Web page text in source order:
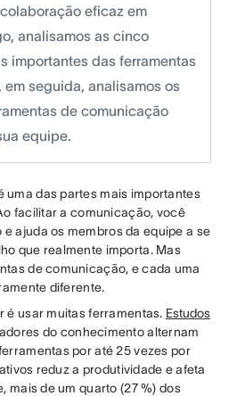
eficaz em
analisamos as cinco
importantes das ferramentas
seguida, analisamos os
de comunicação
equipe.
uma das partes mais importantes
facilitar a comunicação, você
ajuda os membros da equipe a se
que realmente importa. Mas
de comunicação, e cada uma
diferente.
é usar muitas ferramentas. Estudos
do conhecimento alternam
por até 25 vezes por
reduz a produtividade e afeta
mais de um quarto (27 %) dos